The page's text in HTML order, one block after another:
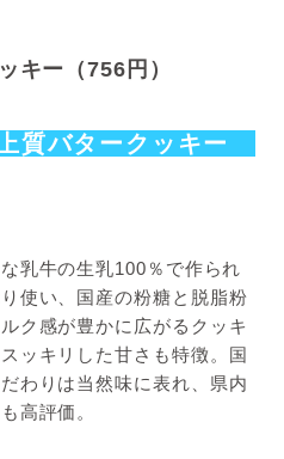
キー（756円）
質バタークッキー
乳牛の生乳100％で作られ
使い、国産の粉糖と脱脂粉
ク感が豊かに広がるクッキ
ッキリした甘さも特徴。国
わりは当然味に表れ、県内
高評価。